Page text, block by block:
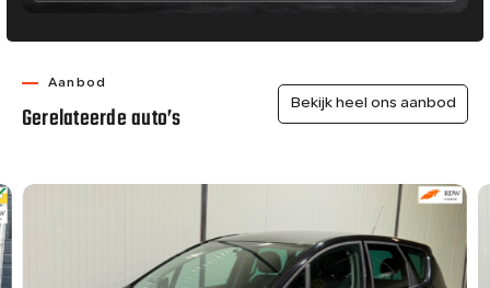
Aanbod
Gerelateerde auto’s Bekijk heel ons aanbod